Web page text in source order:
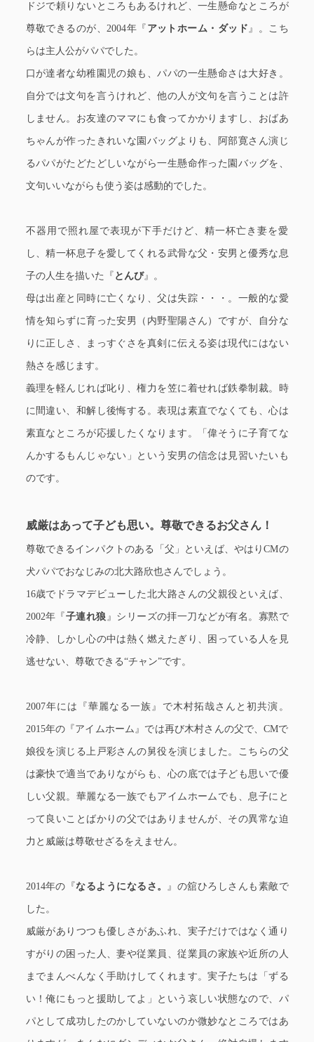
ドジで頼りないところもあるけれど、一生懸命なところが
尊敬できるのが、2004年『 アットホーム・ダッド 』。こち
らは主人公がパパでした。
口が達者な幼稚園児の娘も、パパの一生懸命さは大好き。
自分では文句を言うけれど、他の人が文句を言うことは許
しません。お友達のママにも食ってかかりますし、おばあ
ちゃんが作ったきれいな園バッグよりも、阿部寛さん演じ
るパパがたどたどしいながら一生懸命作った園バッグを、
文句いいながらも使う姿は感動的でした。
不器用で照れ屋で表現が下手だけど、精一杯亡き妻を愛
し、精一杯息子を愛してくれる武骨な父・安男と優秀な息
子の人生を描いた『 とんび』。
母は出産と同時に亡くなり、父は失踪・・・。一般的な愛
情を知らずに育った安男（内野聖陽さん）ですが、自分な
りに正しさ、まっすぐさを真剣に伝える姿は現代にはない
熱さを感じます。
義理を軽んじれば叱り、権力を笠に着せれば鉄拳制裁。時
に間違い、和解し後悔する。表現は素直でなくても、心は
素直なところが応援したくなります。「偉そうに子育てな
んかするもんじゃない」という安男の信念は見習いたいも
のです。
威厳はあって子ども思い。尊敬できるお父さん！
尊敬できるインパクトのある「父」といえば、やはりCMの
犬パパでおなじみの北大路欣也さんでしょう。
16歳でドラマデビューした北大路さんの父親役といえば、
2002年『 子連れ狼 』シリーズの拝一刀などが有名。寡黙で
冷静、しかし心の中は熱く燃えたぎり、困っている人を見
逃せない、尊敬できる“チャン”です。
2007年には『華麗なる一族』で木村拓哉さんと初共演。
2015年の『アイムホーム』では再び木村さんの父で、CMで
娘役を演じる上戸彩さんの舅役を演じました。こちらの父
は豪快で適当でありながらも、心の底では子ども思いで優
しい父親。華麗なる一族でもアイムホームでも、息子にと
って良いことばかりの父ではありませんが、その異常な迫
力と威厳は尊敬せざるをえません。
2014年の『なるようになるさ。 』の舘ひろしさんも素敵で
した。
威厳がありつつも優しさがあふれ、実子だけではなく通り
すがりの困った人、妻や従業員、従業員の家族や近所の人
までまんべんなく手助けしてくれます。実子たちは「ずる
い！俺にもっと援助してよ」という哀しい状態なので、パ
パとして成功したのかしていないのか微妙なところではあ